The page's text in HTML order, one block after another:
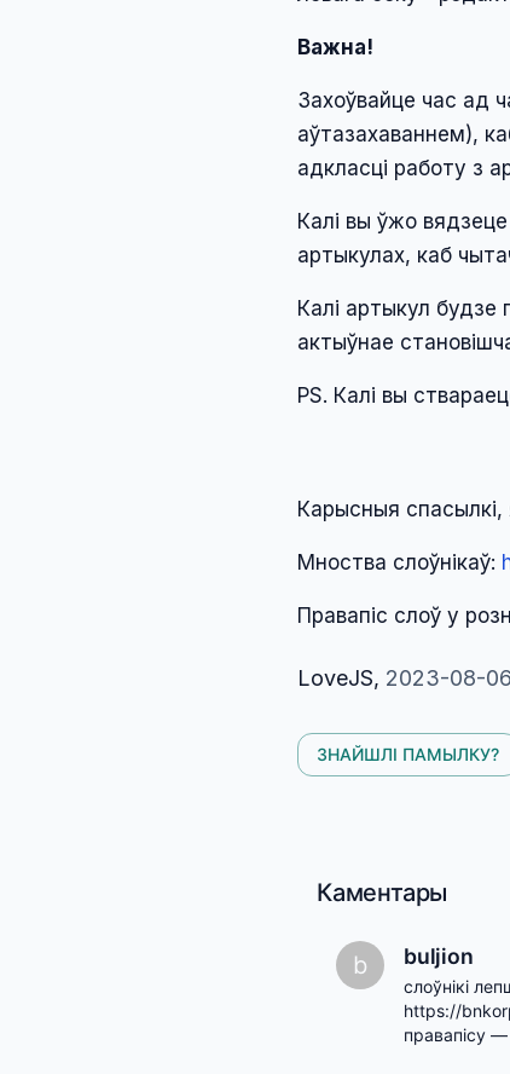
Важна!
Захоўвайце час ад
аўтазахаваннем),
адкласці работу з
Калі вы ўжо
артыкулах, каб
Калі артыкул
актыўнае
PS. Калі вы
Карысныя
Мноства слоўнікаў:
Правапіс слоў у
LoveJS, 2023-08-06
ЗНАЙШЛІ ПАМЫЛКУ?
Каментары
b buljion
слоўнікі
https://
правапісу